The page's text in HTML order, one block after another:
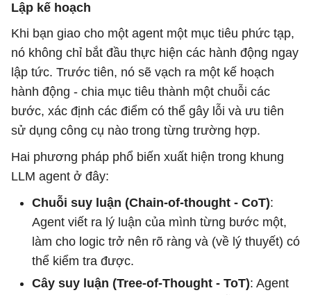
Lập kế hoạch
Khi bạn giao cho một agent một mục tiêu phức tạp,
nó không chỉ bắt đầu thực hiện các hành động ngay
lập tức. Trước tiên, nó sẽ vạch ra một kế hoạch
hành động - chia mục tiêu thành một chuỗi các
bước, xác định các điểm có thể gây lỗi và ưu tiên
sử dụng công cụ nào trong từng trường hợp.
Hai phương pháp phổ biến xuất hiện trong khung
LLM agent ở đây:
Chuỗi suy luận (Chain-of-thought - CoT):
Agent viết ra lý luận của mình từng bước một,
làm cho logic trở nên rõ ràng và (về lý thuyết) có
thể kiểm tra được.
Cây suy luận (Tree-of-Thought - ToT): Agent